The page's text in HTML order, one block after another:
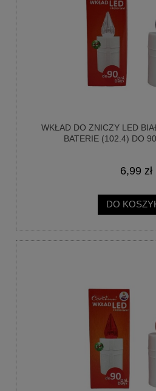
WKŁAD DO ZNICZY LED
BATERIE (102.4) DO
6,99 zł
DO